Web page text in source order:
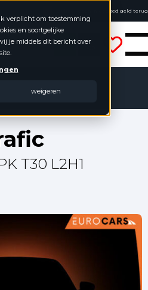
verplicht om toestemming
en soortgelijke
je middels dit bericht over
weigeren
Online kopen, niet goed geld terug
Geen jaarcijfers nodig
T30 L2H1